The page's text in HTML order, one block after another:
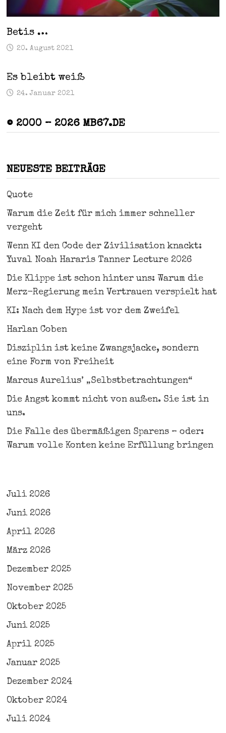
Betis …
20. August 2021
Es bleibt weiß
24. Januar 2021
© 2000 – 2026 MB67.DE
NEUESTE BEITRÄGE
Quote
Warum die Zeit für mich immer schneller
vergeht
Wenn KI den Code der Zivilisation knackt:
Yuval Noah Hararis Tanner Lecture 2026
Die Klippe ist schon hinter uns: Warum die
Merz-Regierung mein Vertrauen verspielt hat
KI: Nach dem Hype ist vor dem Zweifel
Harlan Coben
Disziplin ist keine Zwangsjacke, sondern
eine Form von Freiheit
Marcus Aurelius’ „Selbstbetrachtungen“
Die Angst kommt nicht von außen. Sie ist in
uns.
Die Falle des übermäßigen Sparens – oder:
Warum volle Konten keine Erfüllung bringen
Juli 2026
Juni 2026
April 2026
März 2026
Dezember 2025
November 2025
Oktober 2025
Juni 2025
April 2025
Januar 2025
Dezember 2024
Oktober 2024
Juli 2024